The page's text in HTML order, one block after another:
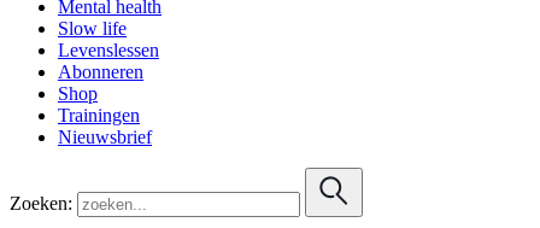
Mental health
Slow life
Levenslessen
Abonneren
Shop
Trainingen
Nieuwsbrief
Zoeken: